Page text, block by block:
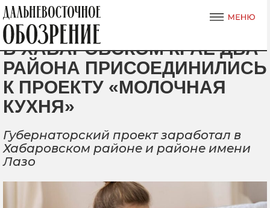
В ХАБАРОВСКОМ КРАЕ ДВА
РАЙОНА ПРИСОЕДИНИЛИСЬ
К ПРОЕКТУ «МОЛОЧНАЯ
КУХНЯ»
Губернаторский проект заработал в
Хабаровском районе и районе имени
Лазо